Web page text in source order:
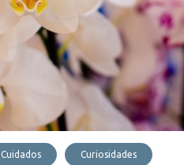
Cuidados Curiosidades